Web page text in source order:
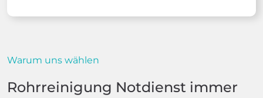
Warum uns wählen
Rohrreinigung Notdienst immer